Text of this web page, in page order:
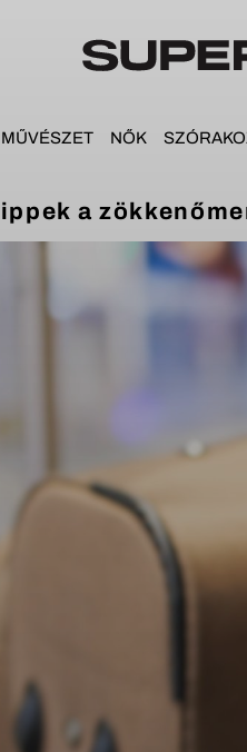
MŰVÉSZET NŐK
a